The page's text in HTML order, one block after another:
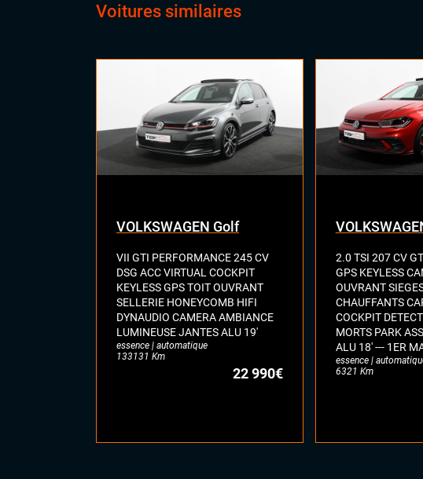
Sièges chauffants
Virtual cockpit
digital)
Volant
Voitures similaires
VOLKSWAGEN Golf
VII GTI PERFORMANCE 245 CV
DSG ACC VIRTUAL COCKPIT
KEYLESS GPS TOIT OUVRANT
SELLERIE HONEYCOMB HIFI
DYNAUDIO CAMERA AMBIANCE
LUMINEUSE JANTES ALU 19'
essence | automatique
133131 Km
22 990€
2.0 TSI 207 CV
GPS KEYLESS
OUVRANT
CHAUFFANTS
COCKPIT
MORTS PARK
ALU 18' --- 1ER
essence |
6321 Km